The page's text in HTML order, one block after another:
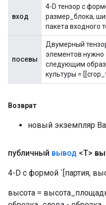
вход
4-D тензор с
размер_блока,
пакета входного
посевы
Двумерный
элементов нужно
следующим
культуры =
Возврат
новый экземпляр
публичный вывод <T>
4-D с формой `[партия,
высота =